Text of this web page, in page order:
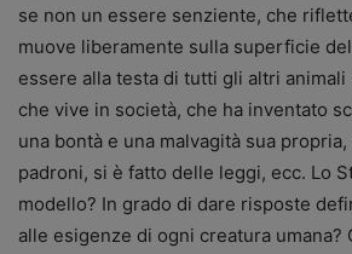
se non un essere senziente, che
muove liberamente sulla superficie
essere alla testa di tutti gli altri animali
che vive in società, che ha inventato
una bontà e una malvagità sua
padroni, si è fatto delle leggi, ecc. Lo
modello? In grado di dare risposte
alle esigenze di ogni creatura umana?